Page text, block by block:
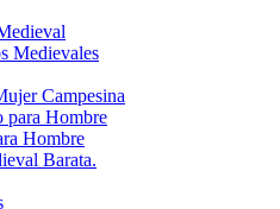
Medievales
Campesina
para Hombre
Hombre
Barata.